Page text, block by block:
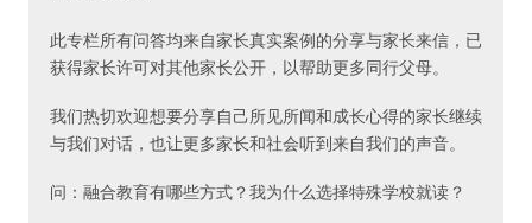
此专栏所有问答均来自家长真实案例的分享与家长来信，已
获得家长许可对其他家长公开，以帮助更多同行父母。
我们热切欢迎想要分享自己所见所闻和成长心得的家长继续
与我们对话，也让更多家长和社会听到来自我们的声音。
问：融合教育有哪些方式？我为什么选择特殊学校就读？